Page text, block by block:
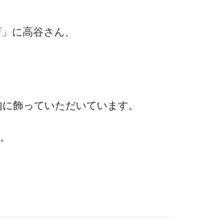
に高谷さん、
飾っていただいています。